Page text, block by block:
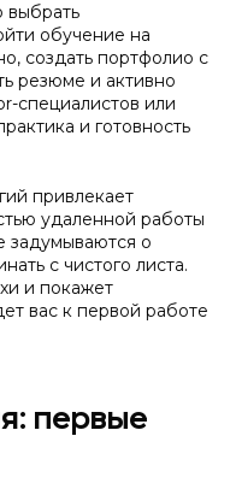
выбрать
обучение на
создать портфолио с
резюме и активно
специалистов или
и готовность
привлекает
удаленной работы
задумываются о
с чистого листа.
и покажет
вас к первой работе
первые